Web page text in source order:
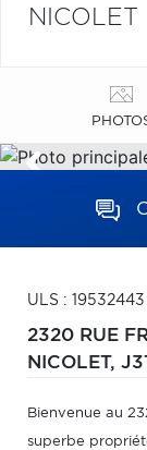
NICOLET
ULS : 19532443
2320 RUE
NICOLET,
Bienvenue au
superbe